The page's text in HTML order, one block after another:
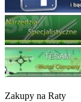
Zakupy na Raty